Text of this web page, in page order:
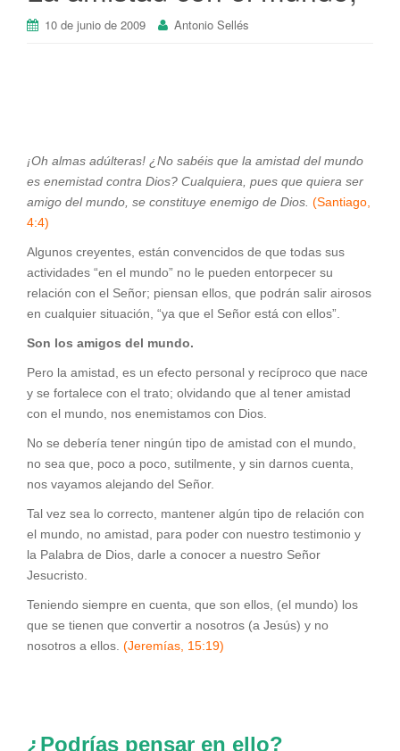
10 de junio de 2009 Antonio Sellés
¡Oh almas adúlteras! ¿No sabéis que la amistad del mundo
es enemistad contra Dios? Cualquiera, pues que quiera ser
amigo del mundo, se constituye enemigo de Dios. (Santiago,
4:4)
Algunos creyentes, están convencidos de que todas sus
actividades “en el mundo” no le pueden entorpecer su
relación con el Señor; piensan ellos, que podrán salir airosos
en cualquier situación, “ya que el Señor está con ellos”.
Son los amigos del mundo.
Pero la amistad, es un efecto personal y recíproco que nace
y se fortalece con el trato; olvidando que al tener amistad
con el mundo, nos enemistamos con Dios.
No se debería tener ningún tipo de amistad con el mundo,
no sea que, poco a poco, sutilmente, y sin darnos cuenta,
nos vayamos alejando del Señor.
Tal vez sea lo correcto, mantener algún tipo de relación con
el mundo, no amistad, para poder con nuestro testimonio y
la Palabra de Dios, darle a conocer a nuestro Señor
Jesucristo.
Teniendo siempre en cuenta, que son ellos, (el mundo) los
que se tienen que convertir a nosotros (a Jesús) y no
nosotros a ellos. (Jeremías, 15:19)
¿Podrías pensar en ello?